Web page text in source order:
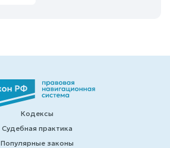
Кодексы
Судебная практика
Популярные законы